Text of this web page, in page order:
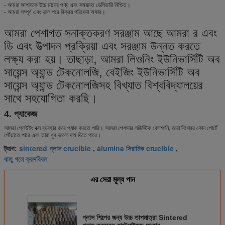
- আমরা আপনাকে উচ্চ মানের পণ্য এবং সময়মত ডেলিভারি নিশ্চিত।
- আমরা সম্পূর্ণ এবং ভাল পরে বিক্রয় পরিষেবা অফার।
আমরা পেশাগত সনাক্তকরণ সরঞ্জাম আছে আমরা র এবং
ডি এবং উত্পাদন প্রক্রিয়া এবং সরঞ্জাম উন্নত করতে
লক্ষ্য করা হয়। তাছাড়া, আমরা লিওনিং ইউনিভার্সিটি অব
সায়েন্স অ্যান্ড টেকনোলজি, বেইজিং ইউনিভার্সিটি অব
সায়েন্স অ্যান্ড টেকনোলজিসহ বিখ্যাত বিশ্ববিদ্যালয়ের
সাথে সহযোগিতা করছি।
4. প্যাকেজ
আমরা প্লেউইং বক্স ব্যবহার করে প্যাক করতে পারি। আমরা পেশাদার লজিস্টিক কোম্পানি, তারা বিশ্বের কোন পোর্টে
পৌঁছাতে পারে এবং তারা খুব ভালো দাম দিতে পারে।
ট্যাগ: sintered গ্লাস crucible , alumina সিরামিক crucible ,
ধাতু গলে ক্রসবিবল
এর সেরা মূল্য পান
গ্লাস শিল্পের জন্য উচ্চ তাপমাত্রা Sintered